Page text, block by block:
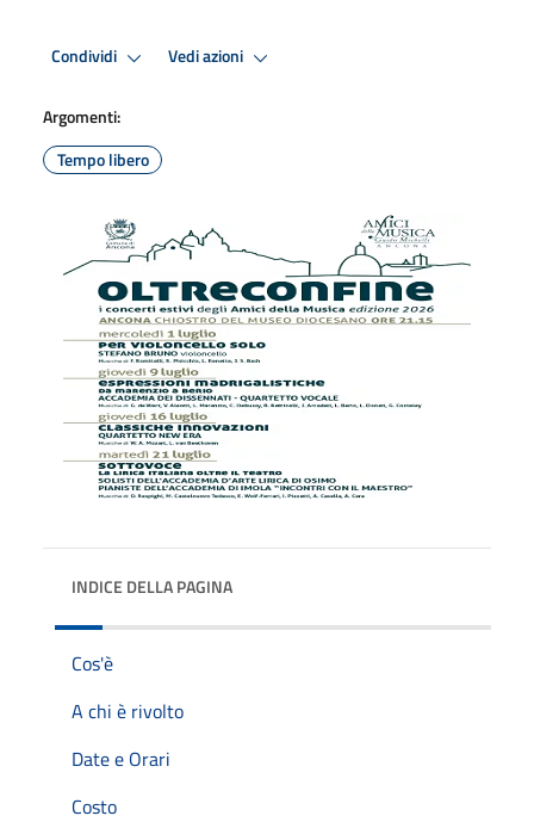
Condividi Vedi azioni
Argomenti:
Tempo libero
INDICE DELLA PAGINA
Cos'è
A chi è rivolto
Date e Orari
Costo